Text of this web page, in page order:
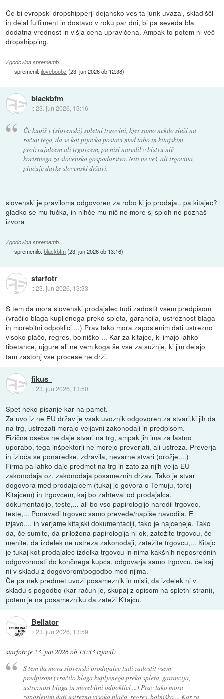
Če bi evropski dropshipperji dejansko ves ta junk uvazal, skladiščl
in delal fulfilment in dostavo v roku par dni, bi pa seveda bla
dodatna vrednost in višja cena upravičena. Ampak to potem ni več
dropshipping.
Zgodovina sprememb…
spremenil:iloveboobz (23. jun 2026 ob 12:38)
blackbfm
::23. jun 2026, 13:16
Če kupiš v (slovenski) spletni trgovini, kjer samo nekdo služi na
račun tega, da se kot pijavka postavi med tabo in kitajskim
proizvajalcem ali trgovcem, pa nisi naredil v bistvu nič
koristnega za slovensko gospodarstvo. Niti ne veš, ali trgovina
plačuje davke slovenski državi.
slovenski je praviloma odgovoren za robo ki jo prodaja.. pa kitajec?
gladko se mu fučka, in nihče mu nič ne more sj sploh ne poznaš
izvora
Zgodovina sprememb…
spremenilo:blackbfm(23. jun 2026 ob 13:16)
starfotr
::23. jun 2026, 13:33
S tem da mora slovenski prodajalec tudi zadostit vsem predpisom
(vračilo blaga kupljenega preko spleta, garancija, ustreznost blaga
in morebitni odpoklici ...) Prav tako mora zaposlenim dati ustrezno
visoko plačo, regres, bolniško ... Kar za kitajce, ki imajo lahko
tibetance, ujgure ali ne vem koga še vse za sužnje, ki jim delajo
tam zastonj vse procese ne drži.
fikus_
::23. jun 2026, 13:50
Spet neko pisanje kar na pamet.
Za uvo iz ne EU držav je vsak uvoznik odgovoren za stvari,ki jih da
na trg, ustrezati morajo veljavni zakonodaji in predpisom.
Fizična oseba ne daje stvari na trg, ampak jih ima za lastno
uporabo, tega inšpektorji ne morejo preverjati, ali ustreza. Preverja
in izloča se ponaredke, zdravila, nevarne stvari (orožje....)
Firma pa lahko daje predmet na trg in zato za njih velja EU
zakonodaja oz. zakonodaja posameznih držav. Tako je stvar
dogovora med prodajalcem (tukaj je govora o Temuju, torej
Kitajcem) in trgovcem, kaj bo zahteval od prodajalca,
dokumentacijo, teste,... ali bo vso papirologijo naredil trgovec,
teste,... Ponavadi trgovec samo prevede/napiše navodila, E
izjavo,... in verjame kitajski dokumentaciji, tako je najceneje. Tako
da, če sumite, da priložena papirologija ni ok, zatežite trgovcu, če
menite, da izdelek ne ustreza zakonodaji, zatežite trgovcu,... Kitajc
je tukaj kot prodajalec izdelka trgovcu in nima kakšnih neposrednih
odgovornosti do končnega kupca, odgovarja samo trgovcu, če kaj
ni v skladu z dogovorom/pogodbo med njima.
Če pa nek predmet uvozi posameznik in misli, da izdelek ni v
skladu s pogodbo (kar račun je, skupaj z opisom na spletni strani),
potem je na posamezniku da zateži Kitajcu.
Bellator
::23. jun 2026, 13:59
starfotrje23. jun 2026 ob 13:33izjavil:
S tem da mora slovenski prodajalec tudi zadostit vsem
predpisom (vračilo blaga kupljenega preko spleta, garancija,
ustreznost blaga in morebitni odpoklici ...) Prav tako mora
zaposlenim dati ustrezno visoko plačo, regres, bolniško ... Kar za